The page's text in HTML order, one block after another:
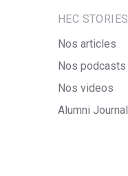
HEC STORIES
Nos articles
Nos podcasts
Nos videos
Alumni Journal